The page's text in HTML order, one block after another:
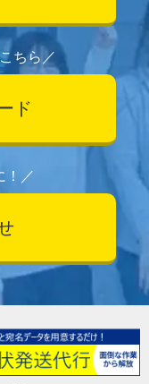
ちら／
ド
！／